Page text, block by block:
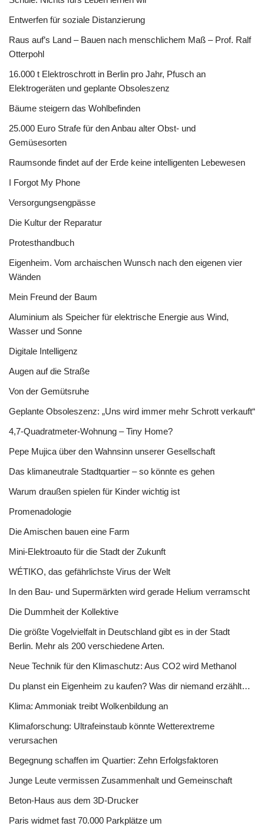
Entwerfen für soziale Distanzierung
Raus auf’s Land – Bauen nach menschlichem Maß – Prof. Ralf
Otterpohl
16.000 t Elektroschrott in Berlin pro Jahr, Pfusch an
Elektrogeräten und geplante Obsoleszenz
Bäume steigern das Wohlbefinden
25.000 Euro Strafe für den Anbau alter Obst- und
Gemüsesorten
Raumsonde findet auf der Erde keine intelligenten Lebewesen
I Forgot My Phone
Versorgungsengpässe
Die Kultur der Reparatur
Protesthandbuch
Eigenheim. Vom archaischen Wunsch nach den eigenen vier
Wänden
Mein Freund der Baum
Aluminium als Speicher für elektrische Energie aus Wind,
Wasser und Sonne
Digitale Intelligenz
Augen auf die Straße
Von der Gemütsruhe
Geplante Obsoleszenz: „Uns wird immer mehr Schrott verkauft“
4,7-Quadratmeter-Wohnung – Tiny Home?
Pepe Mujica über den Wahnsinn unserer Gesellschaft
Das klimaneutrale Stadtquartier – so könnte es gehen
Warum draußen spielen für Kinder wichtig ist
Promenadologie
Die Amischen bauen eine Farm
Mini-Elektroauto für die Stadt der Zukunft
WÉTIKO, das gefährlichste Virus der Welt
In den Bau- und Supermärkten wird gerade Helium verramscht
Die Dummheit der Kollektive
Die größte Vogelvielfalt in Deutschland gibt es in der Stadt
Berlin. Mehr als 200 verschiedene Arten.
Neue Technik für den Klimaschutz: Aus CO2 wird Methanol
Du planst ein Eigenheim zu kaufen? Was dir niemand erzählt…
Klima: Ammoniak treibt Wolkenbildung an
Klimaforschung: Ultrafeinstaub könnte Wetterextreme
verursachen
Begegnung schaffen im Quartier: Zehn Erfolgsfaktoren
Junge Leute vermissen Zusammenhalt und Gemeinschaft
Beton-Haus aus dem 3D-Drucker
Paris widmet fast 70.000 Parkplätze um